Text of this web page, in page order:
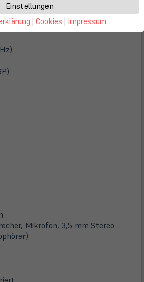
Mikrofon, 3,5 mm Stereo
Einstellungen
| Cookies | Impressum